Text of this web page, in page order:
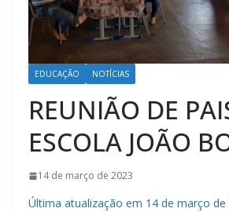
EDUCAÇÃO NOTÍCIAS
REUNIÃO DE
ESCOLA JOÃO
14 de março de 2023
Última atualização em 14 de março de